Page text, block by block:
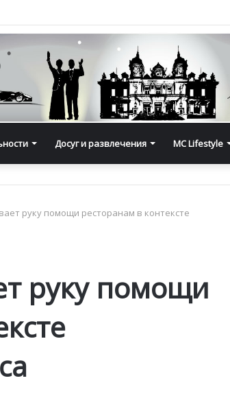
Досуг и развлечения MC Lifestyle
руку помощи ресторанам в контексте
руку помощи